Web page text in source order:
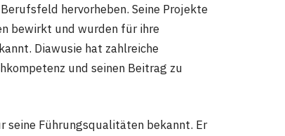
hervorheben. Seine Projekte
bewirkt und wurden für ihre
Diawusie hat zahlreiche
und seinen Beitrag zu
seine Führungsqualitäten bekannt. Er